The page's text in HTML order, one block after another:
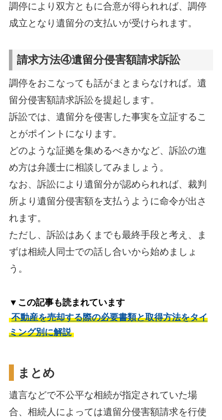
調停により双方ともに合意が得られれば、調停
成立となり遺留分の支払いが受けられます。
請求方法④遺留分侵害額請求訴訟
調停をおこなっても話がまとまらなければ。遺
留分侵害額請求訴訟を提起します。
訴訟では、遺留分を侵害した事実を立証するこ
とがポイントになります。
どのような証拠を集めるべきかなど、訴訟の進
め方は弁護士に相談してみましょう。
なお、訴訟により遺留分が認められれば、裁判
所より遺留分侵害額を支払うように命令が出さ
れます。
ただし、訴訟はあくまでも最終手段と考え、ま
ずは相続人同士での話し合いから始めましょ
う。
▼この記事も読まれています
不動産を売却する際の必要書類と取得方法をタイ
ミング別に解説
まとめ
遺言などで不公平な相続が指定されていた場
合、相続人によっては遺留分侵害額請求を行使